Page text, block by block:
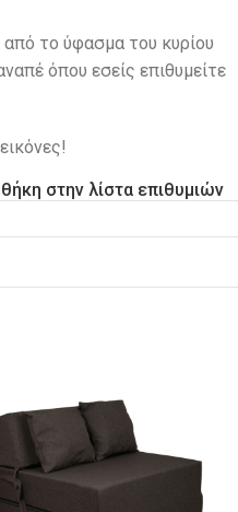
το ύφασμα του κυρίου
όπου εσείς επιθυμείτε
στην λίστα επιθυμιών